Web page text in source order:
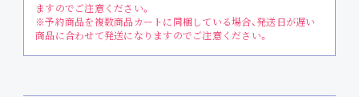
ますのでご注意ください。
※予約商品を複数商品カートに同梱している場合、発送日が遅い
商品に合わせて発送になりますのでご注意ください。